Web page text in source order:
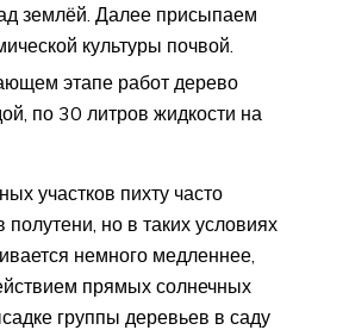
землёй. Далее присыпаем
культуры почвой.
этапе работ дерево
по 30 литров жидкости на
участков пихту часто
но в таких условиях
немного медленнее,
прямых солнечных
группы деревьев в саду